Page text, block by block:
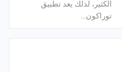
الكثير، لذلك يعد تطبيق
توراكون…